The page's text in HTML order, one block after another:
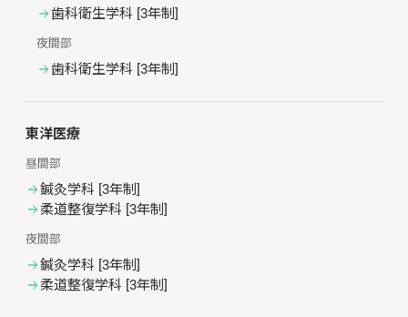
歯科衛生学科 [3年制]
夜間部
歯科衛生学科 [3年制]
東洋医療
昼間部
鍼灸学科 [3年制]
柔道整復学科 [3年制]
夜間部
鍼灸学科 [3年制]
柔道整復学科 [3年制]